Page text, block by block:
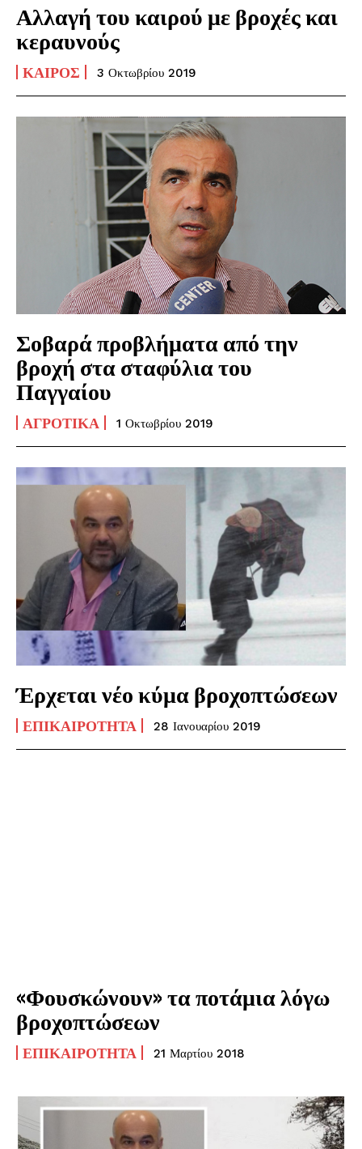
Αλλαγή του καιρού με βροχές και
κεραυνούς
ΚΑΙΡΌΣ 3 Οκτωβρίου 2019
Σοβαρά προβλήματα από την
βροχή στα σταφύλια του
Παγγαίου
ΑΓΡΟΤΙΚΆ 1 Οκτωβρίου 2019
Έρχεται νέο κύμα βροχοπτώσεων
ΕΠΙΚΑΙΡΌΤΗΤΑ 28 Ιανουαρίου 2019
«Φουσκώνουν» τα ποτάμια λόγω
βροχοπτώσεων
ΕΠΙΚΑΙΡΌΤΗΤΑ 21 Μαρτίου 2018